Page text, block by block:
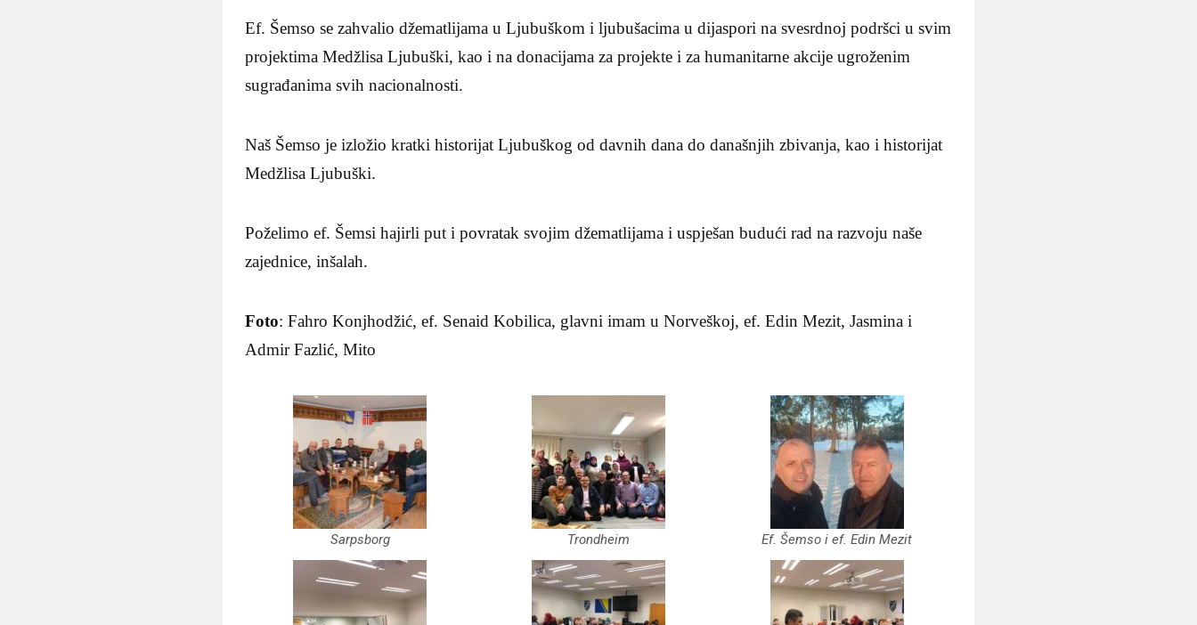
Ef. Šemso se zahvalio džematlijama u Ljubuškom i ljubušacima u dijaspori na svesrdnoj podršci u svim
projektima Medžlisa Ljubuški, kao i na donacijama za projekte i za humanitarne akcije ugroženim
sugrađanima svih nacionalnosti.
Naš Šemso je izložio kratki historijat Ljubuškog od davnih dana do današnjih zbivanja, kao i historijat
Medžlisa Ljubuški.
Poželimo ef. Šemsi hajirli put i povratak svojim džematlijama i uspješan budući rad na razvoju naše
zajednice, inšalah.
Foto: Fahro Konjhodžić, ef. Senaid Kobilica, glavni imam u Norveškoj, ef. Edin Mezit, Jasmina i
Admir Fazlić, Mito
Sarpsborg Trondheim Ef. Šemso i ef. Edin Mezit